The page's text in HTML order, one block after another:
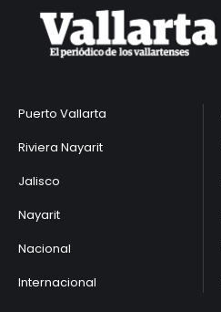
Puerto Vallarta
Riviera Nayarit
Jalisco
Nayarit
Nacional
Internacional